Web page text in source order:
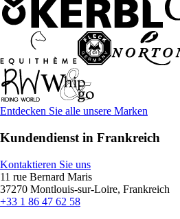
Entdecken Sie alle unsere Marken
Kundendienst in Frankreich
Kontaktieren Sie uns
11 rue Bernard Maris
37270 Montlouis-sur-Loire, Frankreich
+33 1 86 47 62 58